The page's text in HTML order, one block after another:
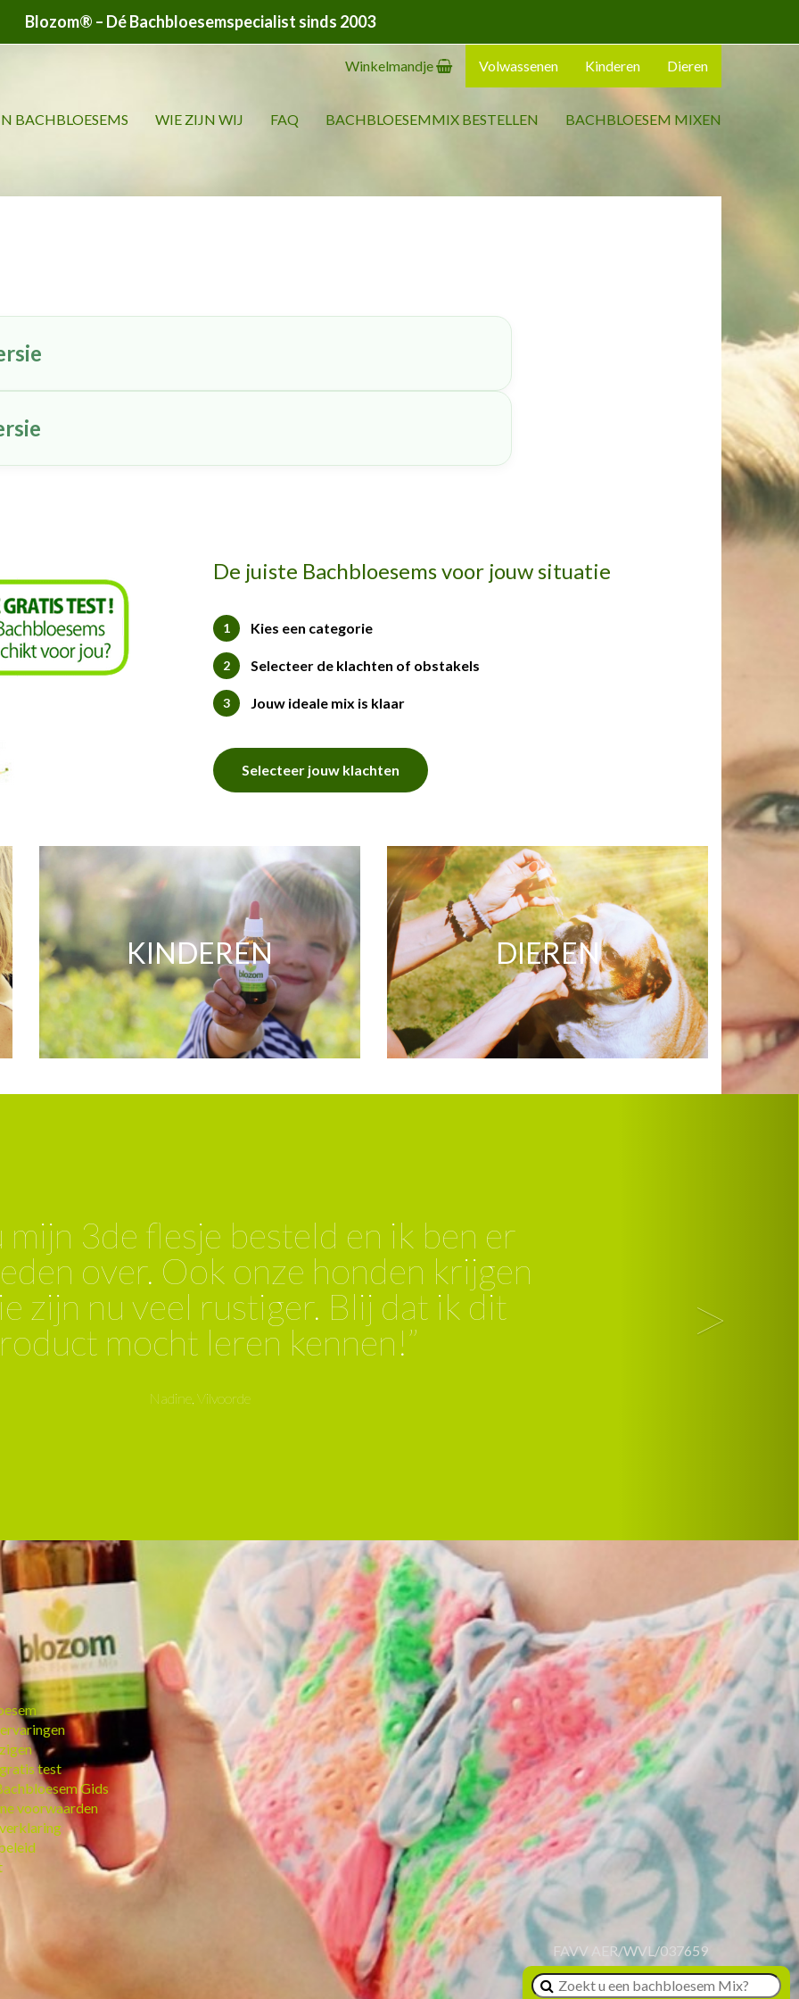
100% Maatwerk voor beste resultaten !
Winkelmandje Volwassenen Kinderen Dieren
BACHBLOESEMS WIE ZIJN WIJ FAQ BACHBLOESEMMIX BESTELLEN BACHBLOESEM MIXEN
De juiste Bachbloesems voor jouw situatie
1 Kies een categorie
2 Selecteer de klachten of obstakels
3 Jouw ideale mix is klaar
Selecteer jouw klachten
KINDEREN DIEREN
“Jullie bachbloesem werkt goed voor mij. Ik
ze om beter te slapen en om te stoppen
roken en tot nu toe heb ik er veel baat bij.
Thx!”
>
test
Gids
voorwaarden
FAVV AER/WVL/037659